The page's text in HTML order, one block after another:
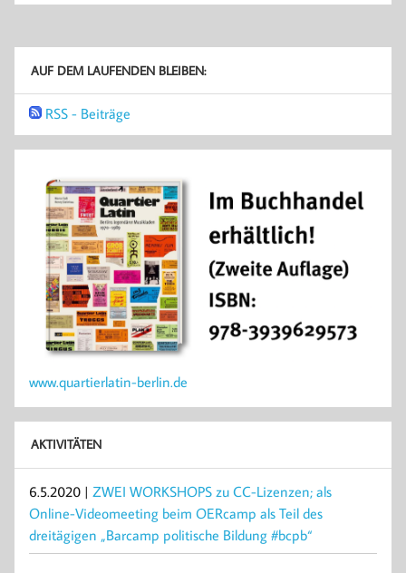
AUF DEM LAUFENDEN BLEIBEN:
RSS - Beiträge
www.quartierlatin-berlin.de
AKTIVITÄTEN
6.5.2020 | ZWEI WORKSHOPS zu CC-Lizenzen; als
Online-Videomeeting beim OERcamp als Teil des
dreitägigen „Barcamp politische Bildung #bcpb“